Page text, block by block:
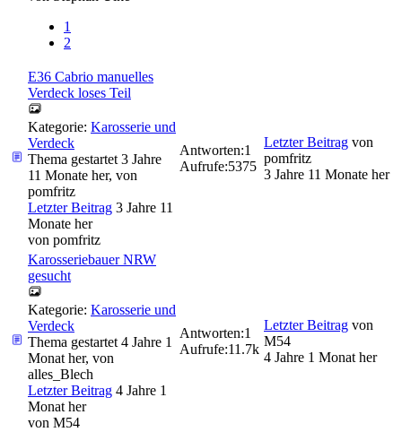
1
2
E36 Cabrio manuelles
Verdeck loses Teil
Kategorie: Karosserie und
Verdeck
Thema gestartet 3 Jahre
11 Monate her, von
pomfritz
Letzter Beitrag 3 Jahre 11
Monate her
von pomfritz
Antworten:1
Aufrufe:5375
Letzter Beitrag von
pomfritz
3 Jahre 11 Monate her
Karosseriebauer NRW
gesucht
Kategorie: Karosserie und
Verdeck
Thema gestartet 4 Jahre 1
Monat her, von
alles_Blech
Letzter Beitrag 4 Jahre 1
Monat her
von M54
Antworten:1
Aufrufe:11.7k
Letzter Beitrag von
M54
4 Jahre 1 Monat her